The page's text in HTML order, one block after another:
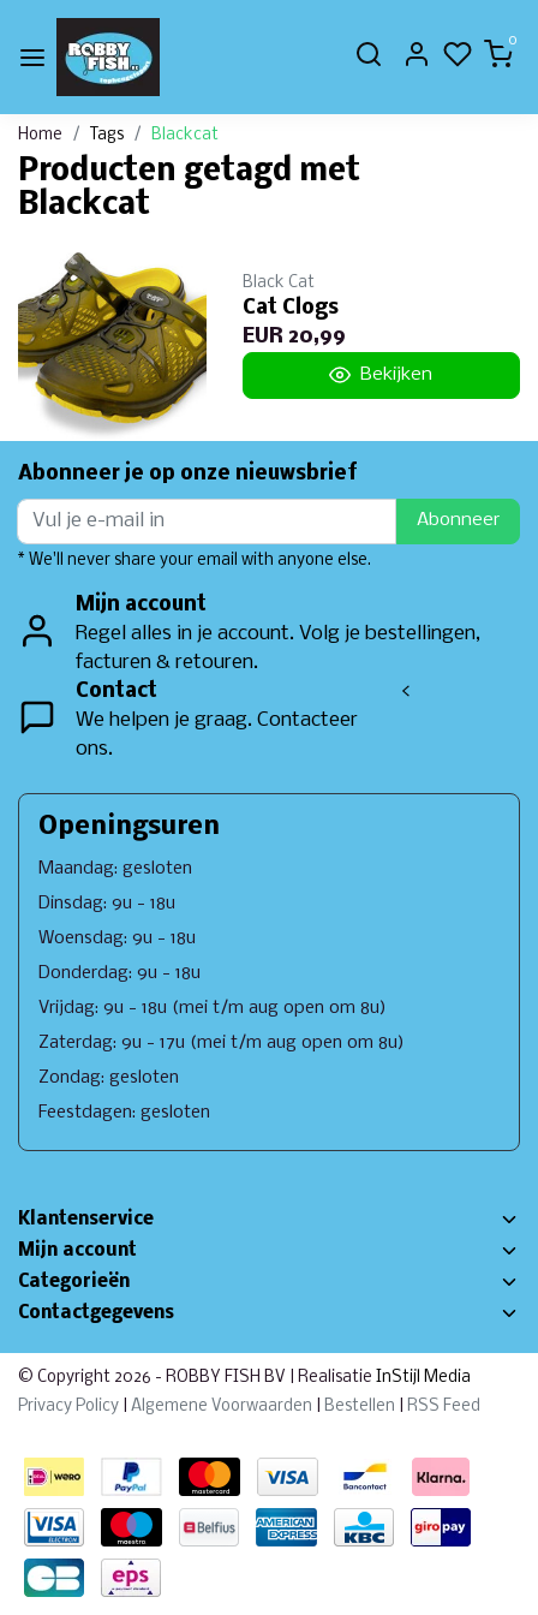
0
Home Tags Blackcat
Producten getagd met
Blackcat
Black Cat
Cat Clogs
EUR 20,99
Bekijken
Abonneer je op onze nieuwsbrief
Abonneer
* We'll never share your email with anyone else.
Mijn account
Regel alles in je account. Volg je bestellingen,
facturen & retouren.
Contact
We helpen je graag. Contacteer
ons.
<
Openingsuren
Maandag: gesloten
Dinsdag: 9u - 18u
Woensdag: 9u - 18u
Donderdag: 9u - 18u
Vrijdag: 9u - 18u (mei t/m aug open om 8u)
Zaterdag: 9u - 17u (mei t/m aug open om 8u)
Zondag: gesloten
Feestdagen: gesloten
Klantenservice
Mijn account
Categorieën
Contactgegevens
© Copyright 2026 - ROBBY FISH BV | Realisatie InStijl Media
Privacy Policy
Algemene Voorwaarden Bestellen RSS Feed